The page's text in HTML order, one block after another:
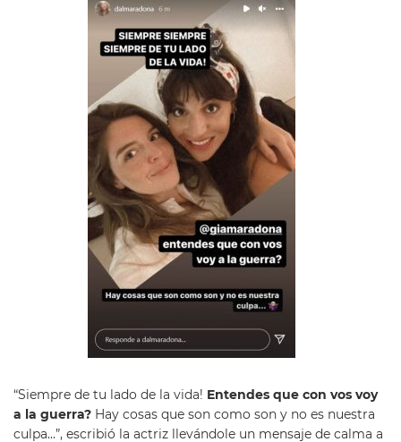
“Siempre de tu lado de la vida! Entendes que con vos voy
a la guerra? Hay cosas que son como son y no es nuestra
culpa…”, escribió la actriz llevándole un mensaje de calma a